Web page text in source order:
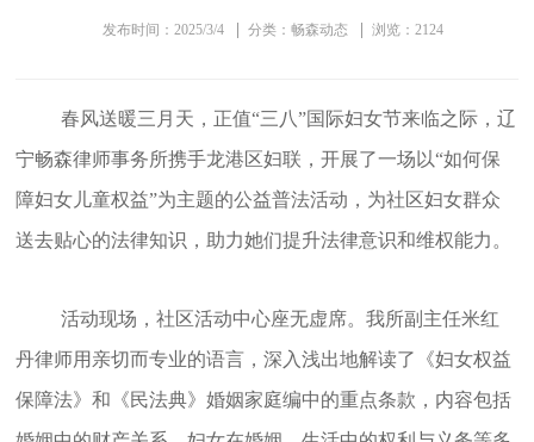
发布时间：2025/3/4 分类：畅森动态 浏览：2124
春风送暖三月天，正值“三八”国际妇女节来临之际，辽
宁畅森律师事务所携手龙港区妇联，开展了一场以“如何保
障妇女儿童权益”为主题的公益普法活动，为社区妇女群众
送去贴心的法律知识，助力她们提升法律意识和维权能力。
活动现场，社区活动中心座无虚席。我所副主任米红
丹律师用亲切而专业的语言，深入浅出地解读了《妇女权益
保障法》和《民法典》婚姻家庭编中的重点条款，内容包括